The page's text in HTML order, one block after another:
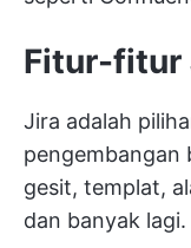
Fitur-fitur
Jira adalah
pengembangan
gesit, templat,
dan banyak lagi.